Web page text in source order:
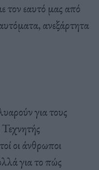
τον εαυτό μας από
ανεξάρτητα
για τους
Τεχνητής
οι άνθρωποι
για το πώς